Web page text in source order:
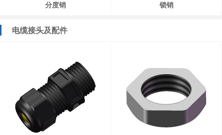
分度销 锁销
电缆接头及配件